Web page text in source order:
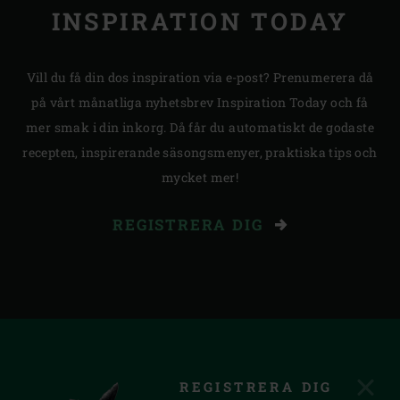
INSPIRATION TODAY
Vill du få din dos inspiration via e-post? Prenumerera då
på vårt månatliga nyhetsbrev Inspiration Today och få
mer smak i din inkorg. Då får du automatiskt de godaste
recepten, inspirerande säsongsmenyer, praktiska tips och
mycket mer!
REGISTRERA DIG
REGISTRERA DIG